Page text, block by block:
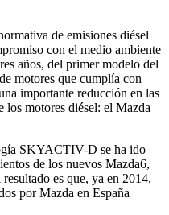
de emisiones diésel
con el medio ambiente
años, del primer modelo del
motores que cumplía con
importante reducción en las
motores diésel: el Mazda
SKYACTIV-D se ha ido
de los nuevos Mazda6,
es que, ya en 2014,
por Mazda en España